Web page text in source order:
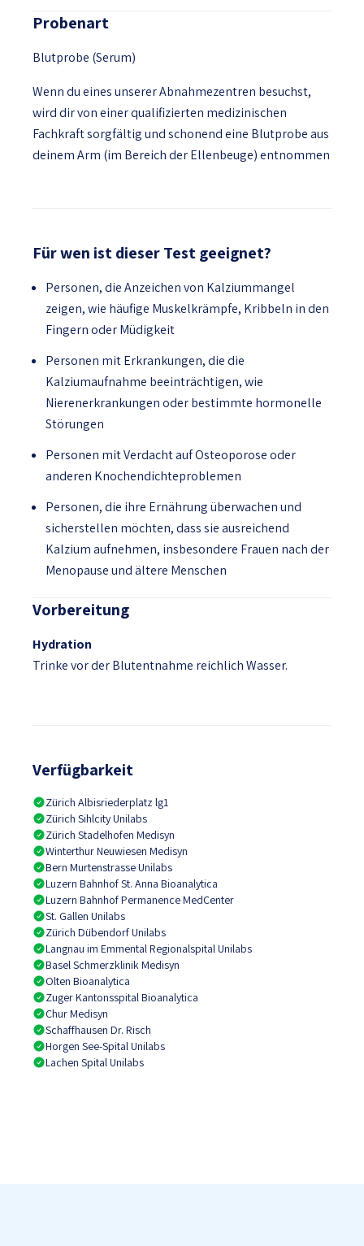
Probenart
Blutprobe (Serum)
Wenn du eines unserer Abnahmezentren besuchst,
wird dir von einer qualifizierten medizinischen
Fachkraft sorgfältig und schonend eine Blutprobe aus
deinem Arm (im Bereich der Ellenbeuge) entnommen
Für wen ist dieser Test geeignet?
Personen, die Anzeichen von Kalziummangel
zeigen, wie häufige Muskelkrämpfe, Kribbeln in den
Fingern oder Müdigkeit
Personen mit Erkrankungen, die die
Kalziumaufnahme beeinträchtigen, wie
Nierenerkrankungen oder bestimmte hormonelle
Störungen
Personen mit Verdacht auf Osteoporose oder
anderen Knochendichteproblemen
Personen, die ihre Ernährung überwachen und
sicherstellen möchten, dass sie ausreichend
Kalzium aufnehmen, insbesondere Frauen nach der
Menopause und ältere Menschen
Vorbereitung
Hydration
Trinke vor der Blutentnahme reichlich Wasser.
Verfügbarkeit
Zürich Albisriederplatz lg1
Zürich Sihlcity Unilabs
Zürich Stadelhofen Medisyn
Winterthur Neuwiesen Medisyn
Bern Murtenstrasse Unilabs
Luzern Bahnhof St. Anna Bioanalytica
Luzern Bahnhof Permanence MedCenter
St. Gallen Unilabs
Zürich Dübendorf Unilabs
Langnau im Emmental Regionalspital Unilabs
Basel Schmerzklinik Medisyn
Olten Bioanalytica
Zuger Kantonsspital Bioanalytica
Chur Medisyn
Schaffhausen Dr. Risch
Horgen See-Spital Unilabs
Lachen Spital Unilabs